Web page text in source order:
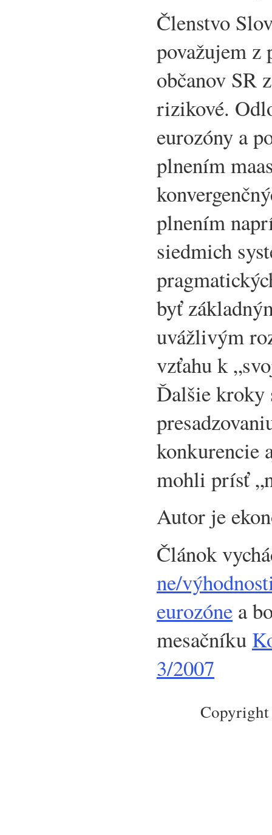
Členstvo
považujem z
občanov SR
rizikové.
eurozóny a
plnením
plnením
siedmich
byť
uvážlivým
vzťahu k
Ďalšie kroky
konkurencie
mohli prísť
Autor je
Článok
ne/
eurozóne a
mesačníku
3/2007